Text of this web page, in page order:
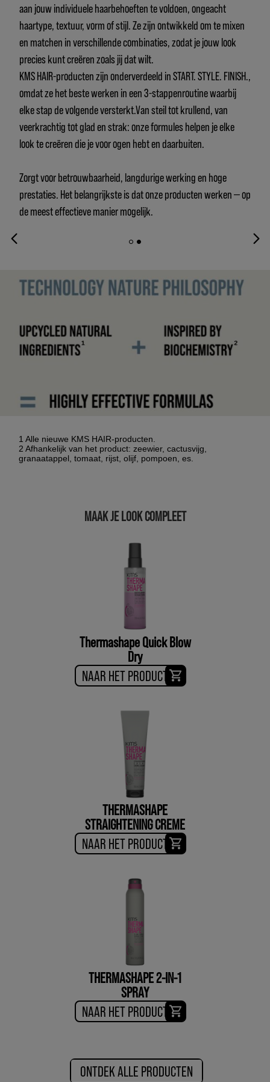
aan jouw individuele haarbehoeften te voldoen, ongeacht
haartype, textuur, vorm of stijl. Ze zijn ontwikkeld om te mixen
en matchen in verschillende combinaties, zodat je jouw look
precies kunt creëren zoals jij dat wilt.
KMS HAIR-producten zijn onderverdeeld in START. STYLE. FINISH.,
omdat ze het beste werken in een 3-stappenroutine waarbij
elke stap de volgende versterkt.Van steil tot krullend, van
veerkrachtig tot glad en strak: onze formules helpen je elke
look te creëren die je voor ogen hebt en daarbuiten.
Zorgt voor betrouwbaarheid, langdurige werking en hoge
prestaties. Het belangrijkste is dat onze producten werken — op
de meest effectieve manier mogelijk.
1 Alle nieuwe KMS HAIR-producten.
2 Afhankelijk van het product: zeewier, cactusvijg,
granaatappel, tomaat, rijst, olijf, pompoen, es.
MAAK JE LOOK COMPLEET
Thermashape Quick Blow
Dry
NAAR HET PRODUCT
THERMASHAPE
STRAIGHTENING CREME
NAAR HET PRODUCT
THERMASHAPE 2-IN-1
SPRAY
NAAR HET PRODUCT
ONTDEK ALLE PRODUCTEN